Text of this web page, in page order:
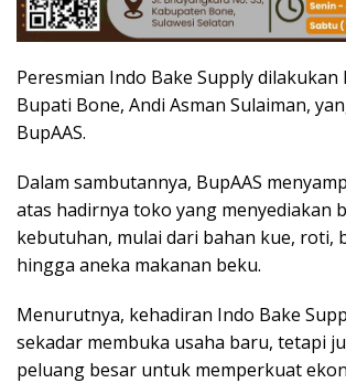
Peresmian Indo Bake Supply
Bupati Bone, Andi Asman Sulaiman,
BupAAS.
Dalam sambutannya, BupAAS
atas hadirnya toko yang menyediakan
kebutuhan, mulai dari bahan kue, roti,
hingga aneka makanan beku.
Menurutnya, kehadiran Indo Bake
sekadar membuka usaha baru, tetapi
peluang besar untuk memperkuat